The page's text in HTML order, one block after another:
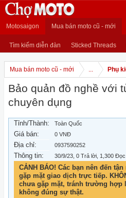
Motosaigon Mua bán moto cũ - mới
Tìm kiếm diễn đàn Sticked Threads
Mua bán moto cũ - mới ... Phụ
Bảo quản đồ nghề với
chuyên dụng
Tỉnh/Thành: Toàn Quốc
Giá bán: 0 VNĐ
Địa chỉ: 0937590252
Thông tin: 30/9/23 , 0 Trả lời, 1,300 Đọc
CẢNH BÁO! Các bạn nên đến
gặp mặt giao dịch trực tiếp.
chưa gặp mặt, tránh trường hợp
không đúng sự thật.